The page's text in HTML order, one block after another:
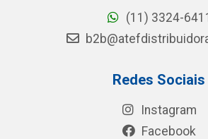
(11) 3324-
Redes Sociais
Instagram
Facebook